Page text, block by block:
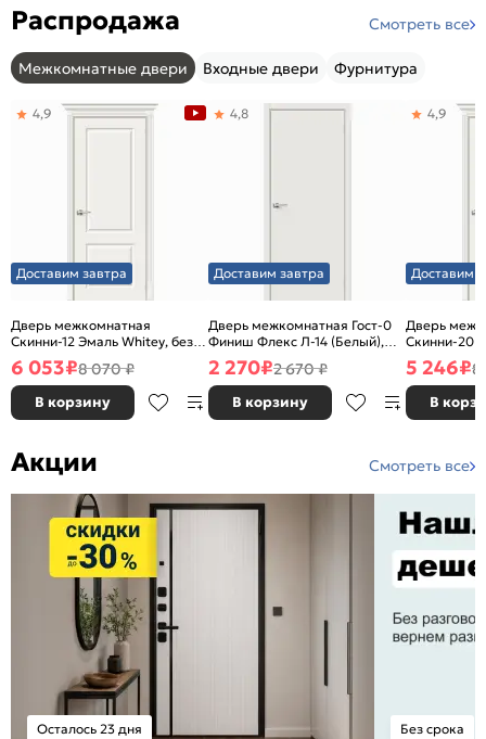
Распродажа Смотреть все
Межкомнатные двери Входные двери Фурнитура
Доставим завтра
Дверь межкомнатная
Скинни-12 Эмаль Whitey, без
декора, глухая, без стекла,
без кромки, скиновая
4,9
6 053₽8 070 ₽
В корзину
Доставим завтра
Дверь межкомнатная Гост-0
Финиш Флекс Л-14 (Белый),
глухая, каркасно-щитовая
4,8
2 270₽2 670 ₽
В корзину
Доставим
Дверь
Скинни-20
декора,
без кромки,
4,9
5 246₽8
В
Акции Смотреть все
Осталось 23 дня Без срока